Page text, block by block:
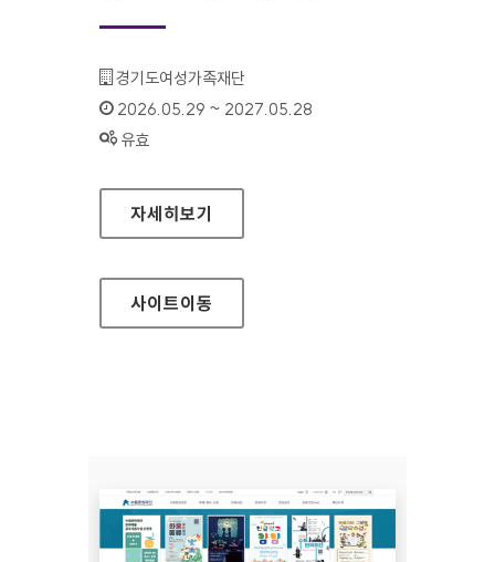
기관명 :
경기도여성가족재단
인증기간 :
2026.05.29 ~ 2027.05.28
상태 :
유효
경기도여성가족재단
자세히보기
사이트이동